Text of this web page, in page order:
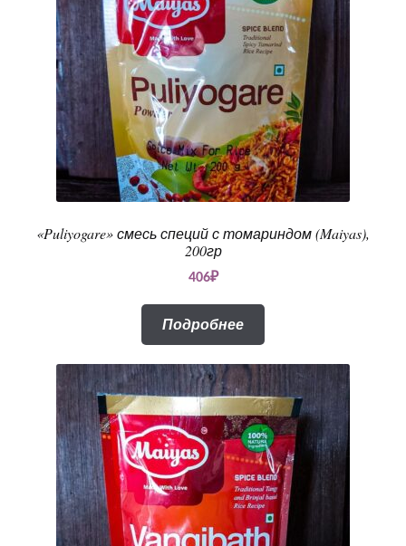
«Puliyogare» смесь специй с томариндом (Maiyas),
200гр
406₽
Подробнее